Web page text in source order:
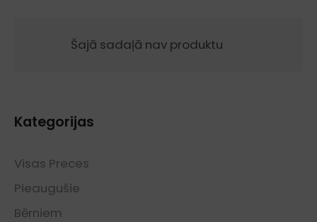
Šajā sadaļā nav produktu
Kategorijas
Visas Preces
Pieaugušie
Bērniem